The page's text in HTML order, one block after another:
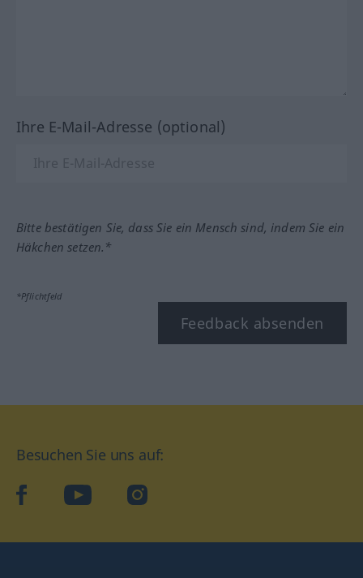
Ihre E-Mail-Adresse (optional)
Bitte bestätigen Sie, dass Sie ein Mensch sind, indem Sie ein
Häkchen setzen.*
*Pflichtfeld
Feedback absenden
Besuchen Sie uns auf:
facebookYouTube Instagram